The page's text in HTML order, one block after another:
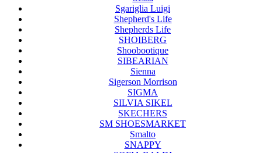
Sgariglia Luigi
Shepherd's Life
Shepherds Life
SHOIBERG
Shoobootique
SIBEARIAN
Sienna
Sigerson Morrison
SIGMA
SILVIA SIKEL
SKECHERS
SM SHOESMARKET
Smalto
SNAPPY